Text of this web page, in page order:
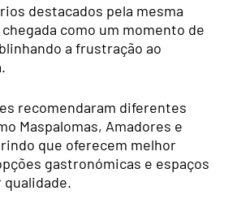
destacados pela mesma
como um momento de
a frustração ao
recomendaram diferentes
Maspalomas, Amadores e
que oferecem melhor
gastronómicas e espaços
qualidade.